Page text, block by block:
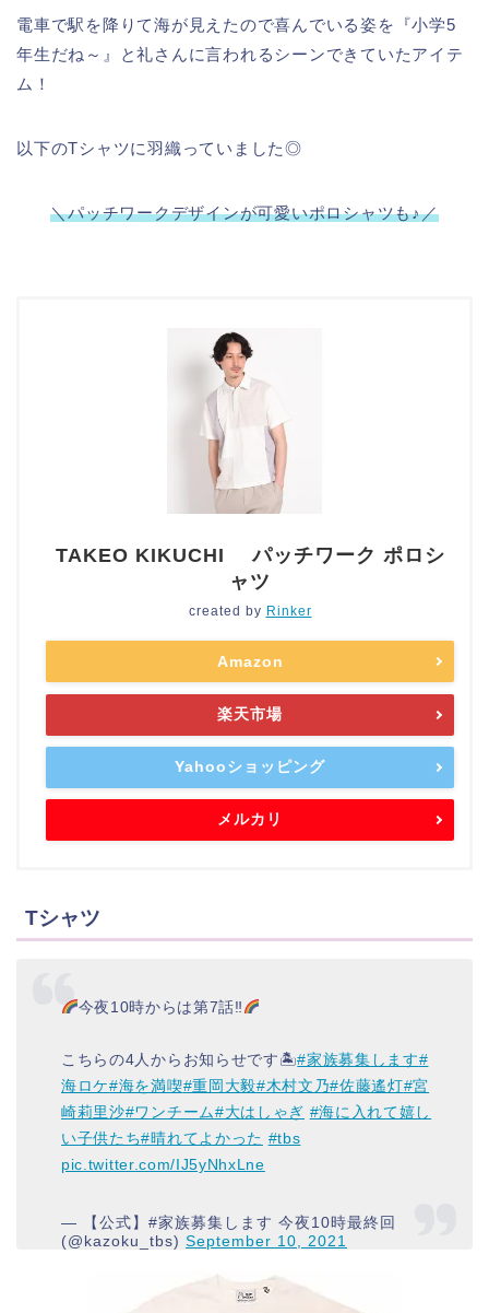
電車で駅を降りて海が見えたので喜んでいる姿を『小学5
年生だね～』と礼さんに言われるシーンできていたアイテ
ム！
以下のTシャツに羽織っていました◎
＼パッチワークデザインが可愛いポロシャツも♪／
TAKEO KIKUCHI パッチワーク ポロシ
ャツ
created by Rinker
Amazon
楽天市場
Yahooショッピング
メルカリ
Tシャツ
今夜10時からは第7話‼︎
こちらの4人からお知らせです🏝#家族募集します#
海ロケ#海を満喫#重岡大毅#木村文乃#佐藤遙灯#宮
崎莉里沙#ワンチーム#大はしゃぎ #海に入れて嬉し
い子供たち#晴れてよかった #tbs
pic.twitter.com/IJ5yNhxLne
— 【公式】#家族募集します 今夜10時最終回
(@kazoku_tbs)September 10, 2021